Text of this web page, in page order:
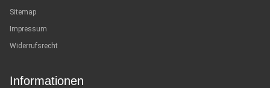
Sitemap
Impressum
Widerrufsrecht
Informationen